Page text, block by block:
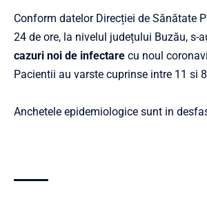
Conform datelor Direcției de Sănătate
24 de ore, la nivelul județului Buzău, s-
cazuri noi de infectare cu noul
Pacientii au varste cuprinse intre 11 si
Anchetele epidemiologice sunt in